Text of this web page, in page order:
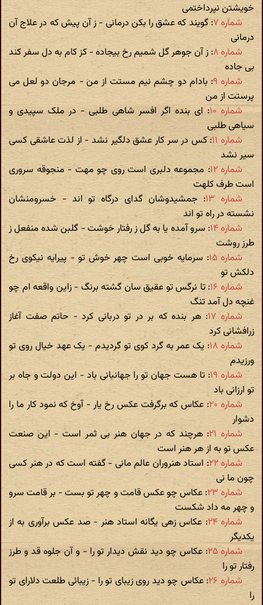
خویشتن نپرداختمی
شماره ۷ : گویند که عشق را بکن درمانی - ز آن پیش که در علاج آن
درمانی
شماره ۸ : ز آن جوهر گل شمیم رخ بیجاده - کز کام به دل سفر کند
بی جاده
شماره ۹ : بادام دو چشم نیم مستت از من - مرجان دو لعل می
پرستت از من
شماره ۱۰ : ای بنده اگر افسر شاهی طلبی - در ملک سپیدی و
سیاهی طلبی
شماره ۱۱ : کس در سر کار عشق دلگیر نشد - از لذت عاشقی کسی
سیر نشد
شماره ۱۲ : مجموعه دلبری است روی چو مهت - منجوقه سروری
است طرف کلهت
شماره ۱۳
: جمشیدوشان گدای درگاه تو اند - خسرومنشان
نشسته در راه تو اند
شماره ۱۴ : سرو آمده یا به گل ز رفتار خوشت - گلبن شده منفعل ز
طرز روشت
شماره ۱۵
: سرمایه خوبی است چهر خوش تو - پیرایه نیکوی رخ
دلکش تو
شماره ۱۶
: تا نرگس تو عقیق سان گشته برنگ - زاین واقعه ام چو
غنچه دل آمد تنگ
شماره ۱۷
: هر بنده که بر در تو دربانی کرد - حاتم صفت آغاز
زرافشانی کرد
شماره ۱۸
: یک عمر به گرد کوی تو گردیدم - یک عهد خیال روی تو
ورزیدم
شماره ۱۹
: تا هست جهان تو را جهانبانی باد - این دولت و جاه بر
تو ارزانی باد
شماره ۲۰
: عکاس که برگرفت عکس رخ یار - آوخ که نمود کار ما را
دشوار
شماره ۲۱
: هرچند که در جهان هنر بی ثمر است - این صنعت
عکس تو به از هر هنر است
شماره ۲۲
: استاد هنروران عالم مانی - گفته است که در هنر کسی
چون ما نی
شماره ۲۳
: عکاس چو عکس قامت و چهر تو بست - بر قامت سرو
و چهر مه داد شکست
شماره ۲۴
: عکاس زهی یگانه استاد هنر - صد عکس برآوری به از
یکدیگر
شماره ۲۵
: عکاس چو دید نقش دیدار تو را - و آن جلوه قد و طرز
رفتار تو را
شماره ۲۶
: عکاس چو دید روی زیبای تو را - زیبائی طلعت دلارای تو
را